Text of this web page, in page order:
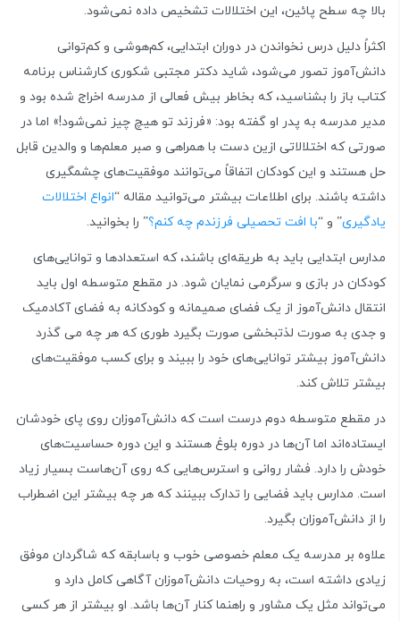
بالا چه سطح پائین، این اختلالات تشخیص داده نمی‌شود.
اکثراً دلیل درس نخواندن در دوران ابتدایی، کم‌هوشی و کم‌توانی
دانش‌آموز تصور می‌شود، شاید دکتر مجتبی شکوری کارشناس برنامه
کتاب باز را بشناسید، که بخاطر بیش فعالی از مدرسه اخراج شده بود و
مدیر مدرسه به پدر او گفته بود: «فرزند تو هیچ چیز نمی‌شود!» اما در
صورتی که اختلالاتی ازین دست با همراهی و صبر معلم‌ها و والدین قابل
حل هستند و این کودکان اتفاقاً می‌توانند موفقیت‌های چشمگیری
داشته باشند. برای اطلاعات بیشتر می‌توانید مقاله “انواع اختلالات
یادگیری” و “با افت تحصیلی فرزندم چه کنم؟” را بخوانید.
مدارس ابتدایی باید به طریقه‌ای باشند، که استعدادها و توانایی‌های
کودکان در بازی و سرگرمی نمایان شود. در مقطع متوسطه اول باید
انتقال دانش‌آموز از یک فضای صمیمانه و کودکانه به فضای آکادمیک
و جدی به صورت لذتبخشی صورت بگیرد طوری که هر چه می گذرد
دانش‌آموز بیشتر توانایی‌های خود را ببیند و برای کسب موفقیت‌های
بیشتر تلاش کند.
در مقطع متوسطه دوم درست است که دانش‌آموزان روی پای خودشان
ایستاده‌اند اما آن‌ها در دوره بلوغ هستند و این دوره حساسیت‌های
خودش را دارد. فشار روانی و استرس‌هایی که روی آن‌هاست بسیار زیاد
است. مدارس باید فضایی را تدارک ببینند که هر چه بیشتر این اضطراب
را از دانش‌آموزان بگیرد.
علاوه بر مدرسه یک معلم خصوصی خوب و باسابقه که شاگردان موفق
زیادی داشته است، به روحیات دانش‌آموزان آگاهی کامل دارد و
می‌تواند مثل یک مشاور و راهنما کنار آن‌ها باشد. او بیشتر از هر کسی